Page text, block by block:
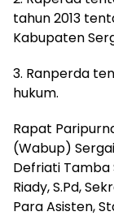
tahun 2013
Kabupaten
3. Ranperda
hukum.
Rapat
(Wabup)
Defriati Tamba
Riady, S.Pd,
Para Asisten,